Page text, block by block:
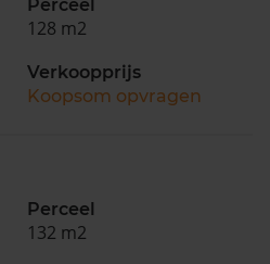
Perceel
128 m2
Verkoopprijs
Koopsom opvragen
Perceel
132 m2